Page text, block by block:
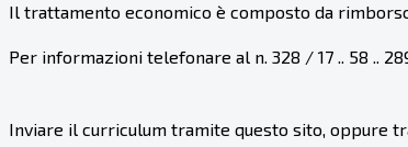
Il trattamento economico è composto da
Per informazioni telefonare al n. 328 / 17 .. 58 ..
Inviare il curriculum tramite questo sito, oppure